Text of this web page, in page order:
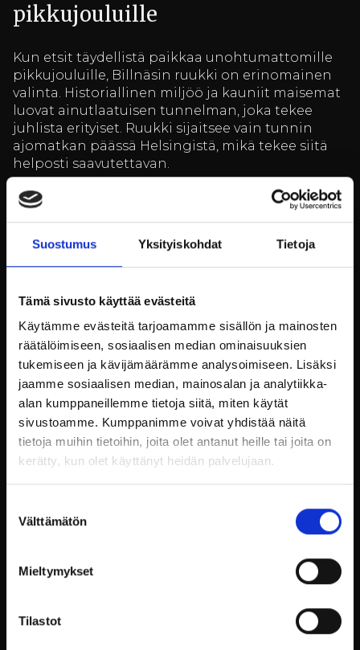
Suostumus Yksityiskohdat Tietoja
Tämä sivusto käyttää evästeitä
Käytämme evästeitä tarjoamamme sisällön ja mainosten
räätälöimiseen, sosiaalisen median ominaisuuksien
tukemiseen ja kävijämäärämme analysoimiseen. Lisäksi
jaamme sosiaalisen median, mainosalan ja analytiikka-
alan kumppaneillemme tietoja siitä, miten käytät
sivustoamme. Kumppanimme voivat yhdistää näitä
tietoja muihin tietoihin, joita olet antanut heille tai joita on
kerätty, kun olet käyttänyt heidän palvelujaan.
valinta
Välttämätön
Mieltymykset
Tilastot
pikkujouluille
Kun etsit täydellistä paikkaa unohtumattomille
pikkujouluille, Billnäsin ruukki on erinomainen
valinta. Historiallinen miljöö ja kauniit maisemat
luovat ainutlaatuisen tunnelman, joka tekee
juhlista erityiset. Ruukki sijaitsee vain tunnin
ajomatkan päässä Helsingistä, mikä tekee siitä
helposti saavutettavan.
Billnäsin ruukki tarjoaa monipuolisia
majoitusvaihtoehtoja, jotka sopivat niin pienille
viihtyisissä hotellihuoneissa tai tilavissa
huoneistoissa. Lisäksi ruukin ravintola tarjoaa
juhlakokemuksen.
Ohjelmavinkit pikkujouluihin
majoituksella
Ohjelma on olennainen osa onnistuneita
pikkujouluja. Billnäsin ruukki tarjoaa monia
mahdollisuuksia viihdyttävään ja monipuoliseen
ohjelmaan. Voitte esimerkiksi järjestää yhteisen
illallisen ruukin ravintolassa, jossa nautitaan
tai rentouttavan jooga teemaisen illan.
Pikkujoulujen suunnittelu:
Onnistuneiden pikkujoulujen suunnittelu vaatii